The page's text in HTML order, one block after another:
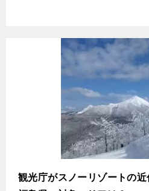
観光庁がスノーリゾートの近